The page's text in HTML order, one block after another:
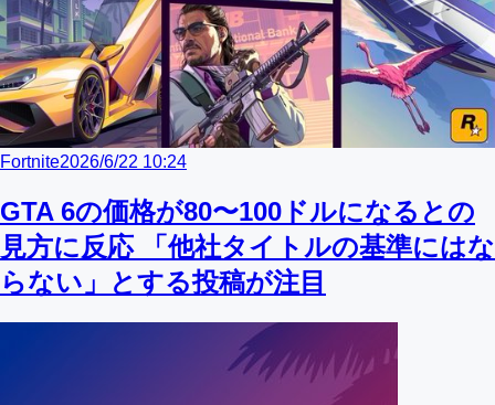
Fortnite2026/6/22 10:24
GTA 6の価格が80〜100ドルになるとの
見方に反応 「他社タイトルの基準にはな
らない」とする投稿が注目